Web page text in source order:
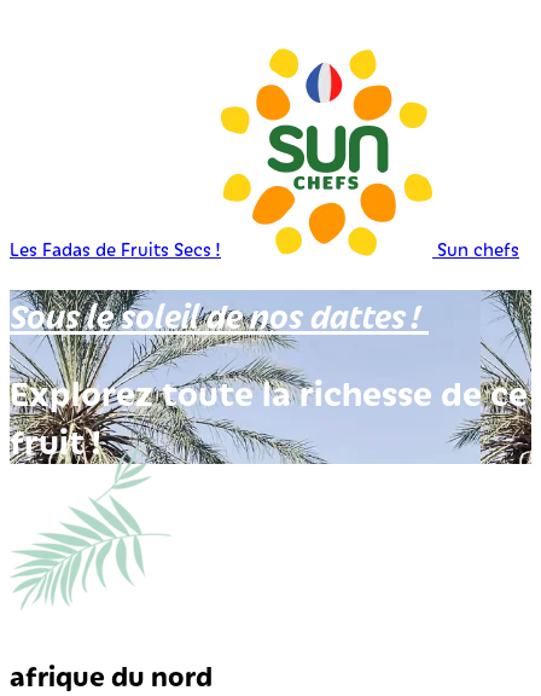
Les Fadas de Fruits Secs ! Sun chefs
Sous le soleilde nos dattes !
Explorez toute la richesse de ce
fruit !
afrique du nord